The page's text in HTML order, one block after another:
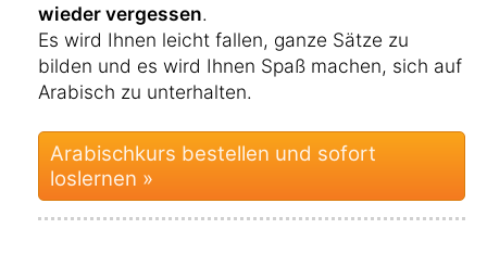
wieder vergessen.
Es wird Ihnen leicht fallen, ganze Sätze zu
bilden und es wird Ihnen Spaß machen, sich auf
Arabisch zu unterhalten.
Arabischkurs bestellen und sofort
loslernen »